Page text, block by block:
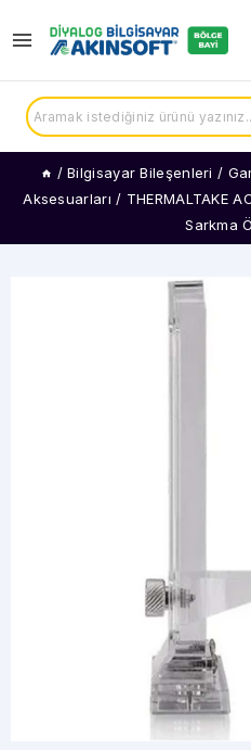
/ Bilgisayar Bileşenleri /
Aksesuarları / THERMALTAKE
Sarkma